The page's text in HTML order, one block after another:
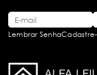
Lembrar Senha